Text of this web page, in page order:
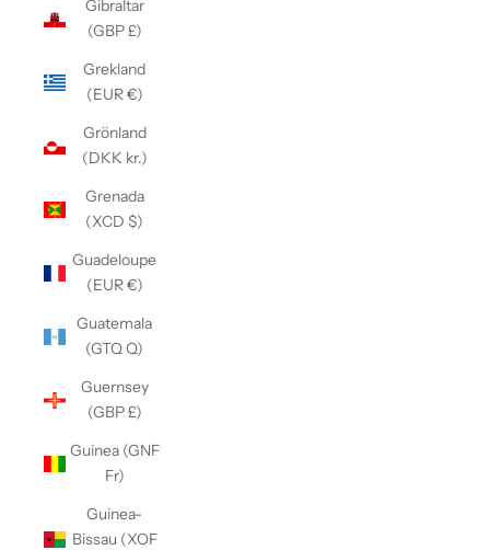
Gibraltar
(GBP £)
Grekland
(EUR €)
Grönland
(DKK kr.)
Grenada
(XCD $)
Guadeloupe
(EUR €)
Guatemala
(GTQ Q)
Guernsey
(GBP £)
Guinea (GNF
Fr)
Guinea-
Bissau (XOF